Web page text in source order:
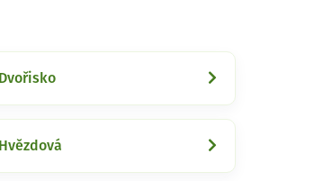
Dvořisko
Hvězdová